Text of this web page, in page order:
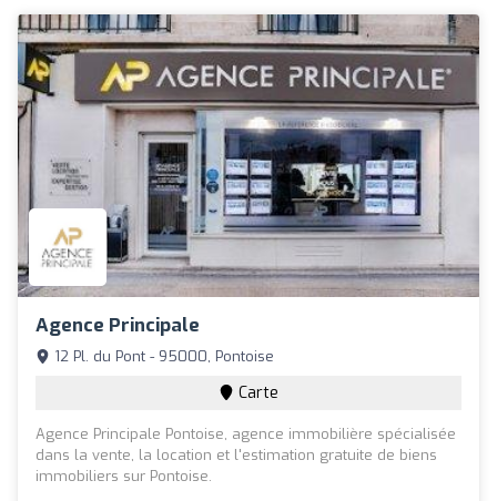
Agence Principale
12 Pl. du Pont - 95000, Pontoise
Carte
Agence Principale Pontoise, agence immobilière spécialisée
dans la vente, la location et l'estimation gratuite de biens
immobiliers sur Pontoise.